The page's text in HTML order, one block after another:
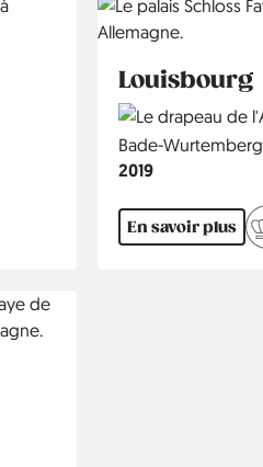
Louisbourg
Country
Région
Bade-Wurtemberg
Année
2019
En savoir plus